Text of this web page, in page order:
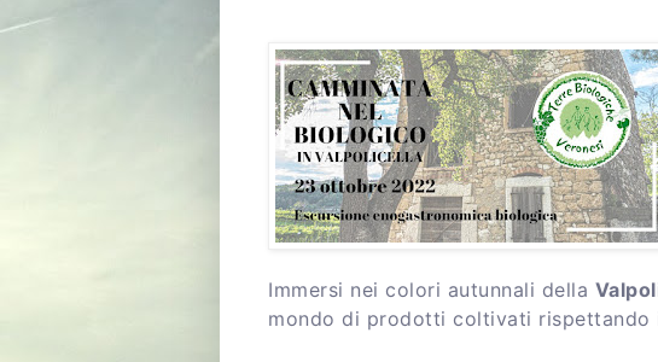
Immersi nei colori autunnali della
mondo di prodotti coltivati rispettando